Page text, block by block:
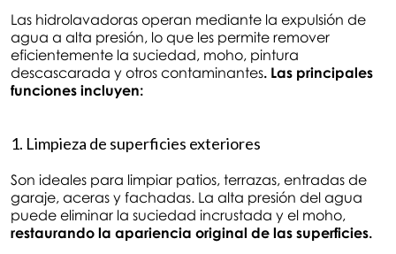
Las hidrolavadoras operan mediante la expulsión de
agua a alta presión, lo que les permite remover
eficientemente la suciedad, moho, pintura
descascarada y otros contaminantes. Las principales
funciones incluyen:
1. Limpieza de superficies exteriores
Son ideales para limpiar patios, terrazas, entradas de
garaje, aceras y fachadas. La alta presión del agua
puede eliminar la suciedad incrustada y el moho,
restaurando la apariencia original de las superficies.